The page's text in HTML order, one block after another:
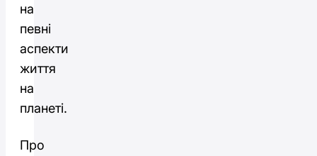
на
певні
аспекти
життя
на
планеті.
Про